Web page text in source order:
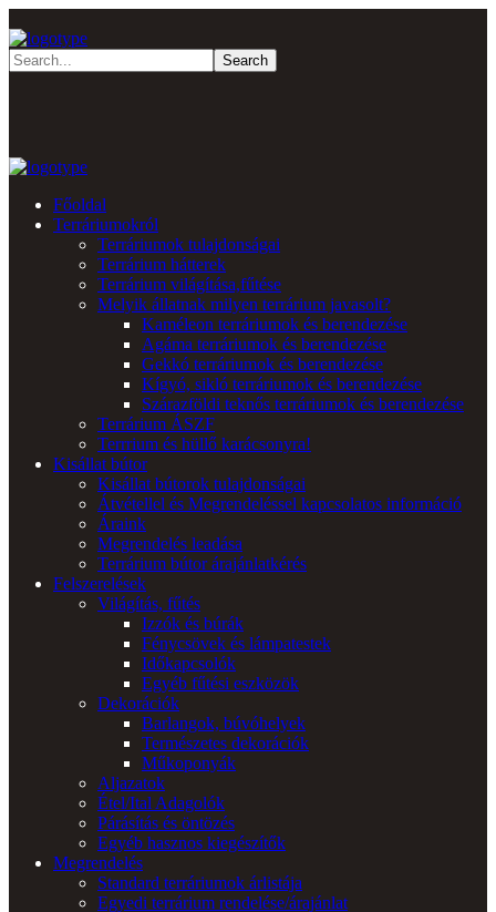
Főoldal
Terráriumokról
Terráriumok tulajdonságai
Terrárium hátterek
Terrárium világítása,fűtése
Melyik állatnak milyen terrárium javasolt?
Kaméleon terráriumok és berendezése
Agáma terráriumok és berendezése
Gekkó terráriumok és berendezése
Kígyó, sikló terráriumok és berendezése
Szárazföldi teknős terráriumok és berendezése
Terrárium ÁSZF
Terrrium és hüllő karácsonyra!
Kisállat bútor
Kisállat bútorok tulajdonságai
Átvétellel és Megrendeléssel kapcsolatos információ
Áraink
Megrendelés leadása
Terrárium bútor árajánlatkérés
Felszerelések
Világítás, fűtés
Izzók és búrák
Fénycsövek és lámpatestek
Időkapcsolók
Egyéb fűtési eszközök
Dekorációk
Barlangok, búvóhelyek
Természetes dekorációk
Műkoponyák
Aljazatok
Étel/Ital Adagolók
Párásítás és öntözés
Egyéb hasznos kiegészítők
Megrendelés
Standard terráriumok árlistája
Egyedi terrárium rendelése/árajánlat